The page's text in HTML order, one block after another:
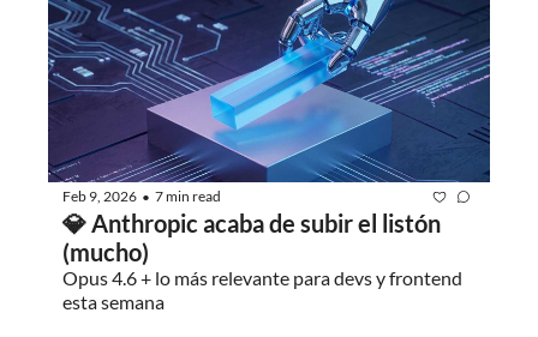
Feb 9, 2026 • 7 min read
💎 Anthropic acaba de subir el listón
(mucho)
Opus 4.6 + lo más relevante para devs y frontend
esta semana